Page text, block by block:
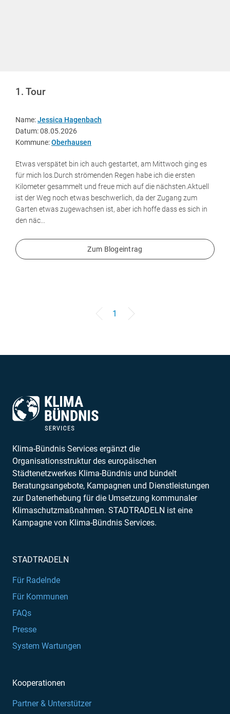
1. Tour
Name:Jessica Hagenbach
Datum: 08.05.2026
Kommune:Oberhausen
Etwas verspätet bin ich auch gestartet, am Mittwoch ging es
für mich los.Durch strömenden Regen habe ich die ersten
Kilometer gesammelt und freue mich auf die nächsten.Aktuell
ist der Weg noch etwas beschwerlich, da der Zugang zum
Garten etwas zugewachsen ist, aber ich hoffe dass es sich in
den näc...
Zum Blogeintrag
1
Klima-Bündnis Services ergänzt die
Organisationsstruktur des europäischen
Städtenetzwerkes Klima-Bündnis und bündelt
Beratungsangebote, Kampagnen und Dienstleistungen
zur Datenerhebung für die Umsetzung kommunaler
Klimaschutzmaßnahmen. STADTRADELN ist eine
Kampagne von Klima-Bündnis Services.
STADTRADELN
Für Radelnde
Für Kommunen
FAQs
Presse
System Wartungen
Kooperationen
Partner & Unterstützer